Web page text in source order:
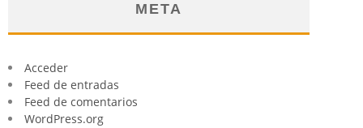
META
Acceder
Feed de entradas
Feed de comentarios
WordPress.org